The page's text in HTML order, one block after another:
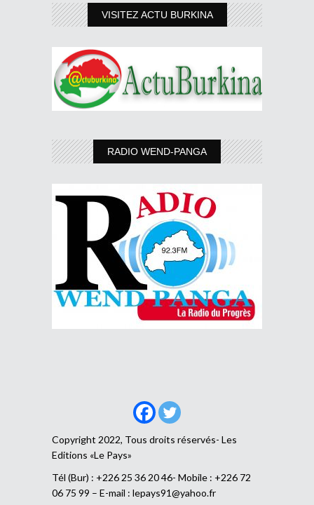
VISITEZ ACTU BURKINA
RADIO WEND-PANGA
Copyright 2022, Tous droits réservés- Les
Editions «Le Pays»
Tél (Bur) : +226 25 36 20 46- Mobile : +226 72
06 75 99 – E-mail : lepays91@yahoo.fr